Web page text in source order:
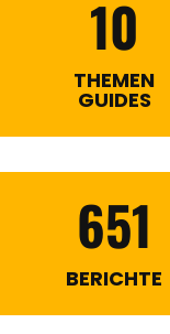
10
THEMEN
GUIDES
651
BERICHTE